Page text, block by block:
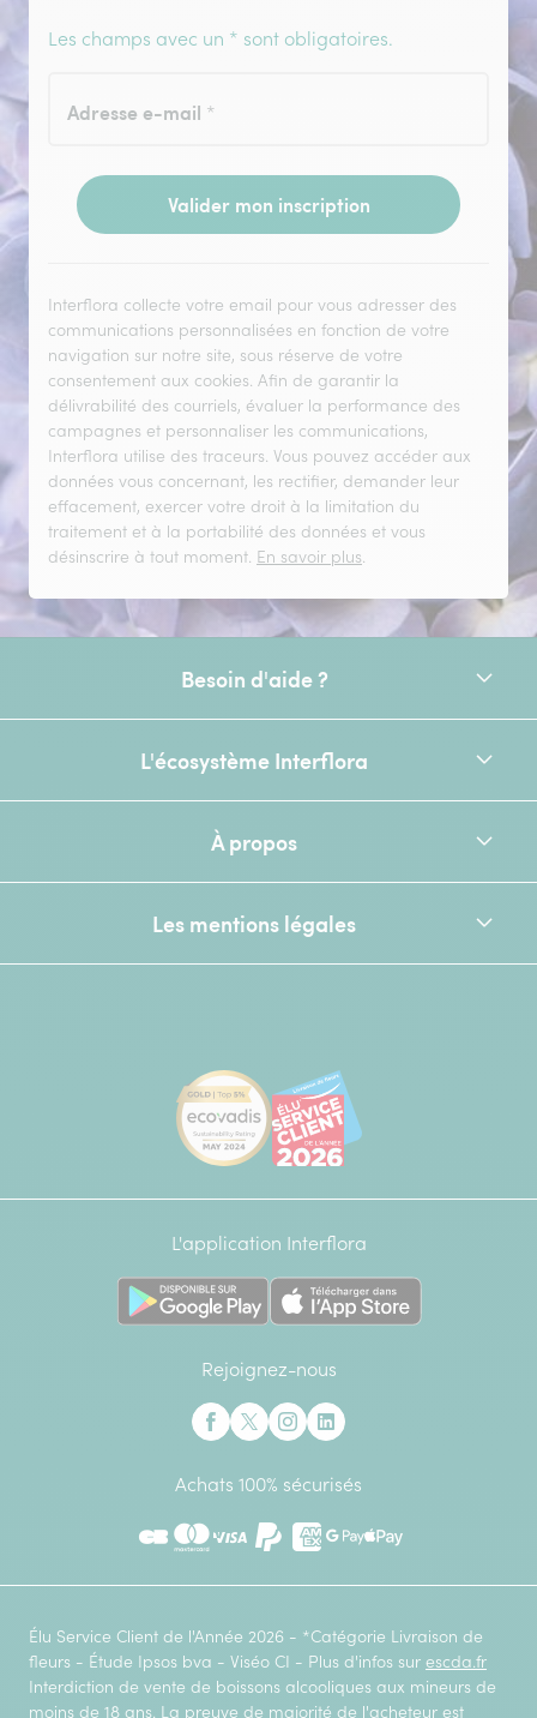
Les champs avec un * sont obligatoires.
Adresse e-mail *
Valider mon inscription
Interflora collecte votre email pour vous adresser des
communications personnalisées en fonction de votre
navigation sur notre site, sous réserve de votre
consentement aux cookies. Afin de garantir la
délivrabilité des courriels, évaluer la performance des
campagnes et personnaliser les communications,
Interflora utilise des traceurs. Vous pouvez accéder aux
données vous concernant, les rectifier, demander leur
effacement, exercer votre droit à la limitation du
traitement et à la portabilité des données et vous
désinscrire à tout moment. En savoir plus.
Besoin d'aide ?
L'écosystème Interflora
À propos
Les mentions légales
[Ecovadis Gold Badge - Top 5%
L'application Interflora
Rejoignez-nous
Achats 100% sécurisés
CB Mastercard PaypalAmerican Express
Google Pay
Apple Pay
Élu Service Client de l'Année 2026 - *Catégorie Livraison de
fleurs - Étude Ipsos bva - Viséo CI - Plus d'infos sur escda.fr
Interdiction de vente de boissons alcooliques aux mineurs de
moins de 18 ans. La preuve de majorité de l'acheteur est